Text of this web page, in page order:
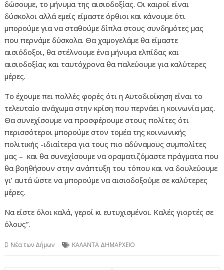
δώσουμε, το μήνυμα της αισιοδοξίας. Οι καιροί είναι
δύσκολοι αλλά εμείς είμαστε όρθιοι και κάνουμε ότι
μπορούμε για να σταθούμε δίπλα στους συνδημότες μας
που περνάμε δύσκολα. Θα χαμογελάμε θα είμαστε
αισιόδοξοι, θα στέλνουμε ένα μήνυμα ελπίδας και
αισιοδοξίας και ταυτόχρονα θα παλεύουμε για καλύτερες
μέρες.
Το έχουμε πει πολλές φορές ότι η Αυτοδιοίκηση είναι το
τελευταίο ανάχωμα στην κρίση που περνάει η κοινωνία μας.
Θα συνεχίσουμε να προσφέρουμε στους πολίτες ότι
περισσότεροι μπορούμε στον τομέα της κοινωνικής
πολιτικής -ιδιαίτερα για τους πιο αδύναμους συμπολίτες
μας – και θα συνεχίσουμε να οραματιζόμαστε πράγματα που
θα βοηθήσουν στην ανάπτυξη του τόπου και να δουλεύουμε
γι’ αυτά ώστε να μπορούμε να αισιοδοξούμε σε καλύτερες
μέρες.
Να είστε όλοι καλά, γεροί κι ευτυχισμένοι. Καλές γιορτές σε
όλους”.
Νέα των Δήμων ΚΑΛΑΝΤΑ ΔΗΜΑΡΧΕΙΟ